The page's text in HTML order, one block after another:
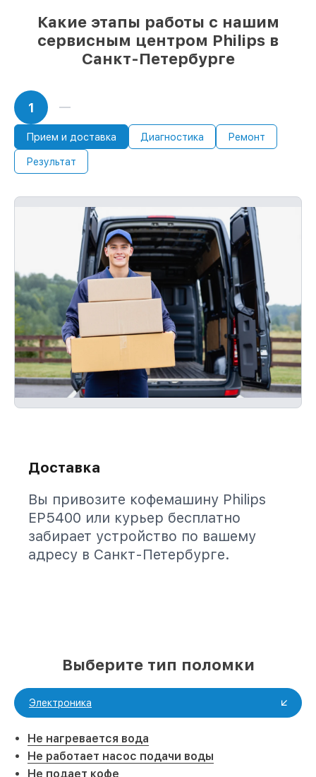
Какие этапы работы с нашим
сервисным центром Philips в
Санкт-Петербурге
1
Прием и доставка Диагностика Ремонт
Результат
Доставка
Вы привозите кофемашину Philips
EP5400 или курьер бесплатно
забирает устройство по вашему
адресу в Санкт-Петербурге.
Выберите тип поломки
Электроника
Не нагревается вода
Не работает насос подачи воды
Не подает кофе